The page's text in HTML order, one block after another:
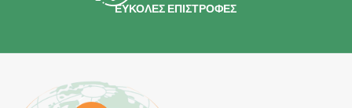
ΕΥΚΟΛΕΣ ΕΠΙΣΤΡΟΦΕΣ